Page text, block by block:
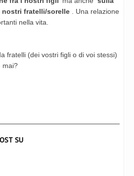
nostri fratelli/sorelle
. Una relazione
nella vita.
fratelli (dei vostri figli o di voi stessi)
mai?
SU